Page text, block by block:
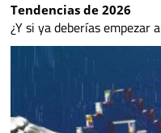
Tendencias de 2026
¿Y si ya deberías empezar